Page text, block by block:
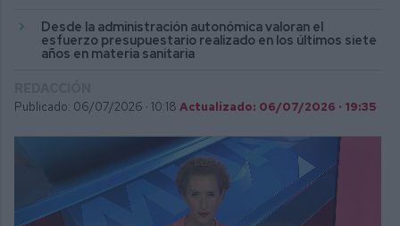
Desde la administración autonómica valoran el
esfuerzo presupuestario realizado en los últimos siete
años en materia sanitaria
Publicado: 06/07/2026 · 10:18 Actualizado: 06/07/2026 · 19:35